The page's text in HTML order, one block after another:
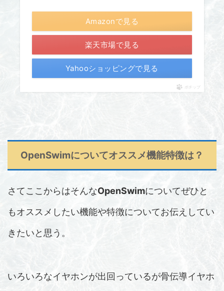
Amazonで見る
楽天市場で見る
Yahooショッピングで見る
ポチップ
OpenSwimについてオススメ機能特徴は？
さてここからはそんなOpenSwimについてぜひと
もオススメしたい機能や特徴についてお伝えしてい
きたいと思う。
いろいろなイヤホンが出回っているが骨伝導イヤホ